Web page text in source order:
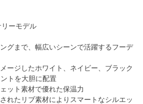
ーモデル
グまで、幅広いシーンで活躍するフーデ
ージしたホワイト、ネイビー、ブラック
トを大胆に配置
ット素材で優れた保温力
れたリブ素材によりスマートなシルエッ